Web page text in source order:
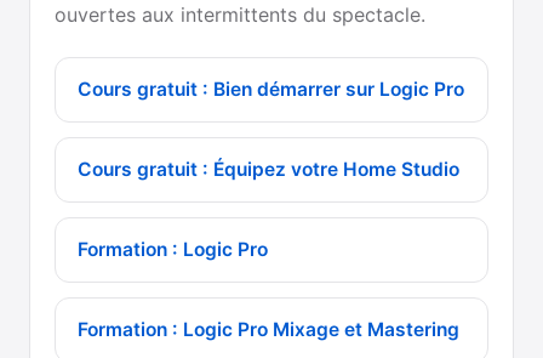
ouvertes aux intermittents du spectacle.
Cours gratuit : Bien démarrer sur Logic Pro
Cours gratuit : Équipez votre Home Studio
Formation : Logic Pro
Formation : Logic Pro Mixage et Mastering